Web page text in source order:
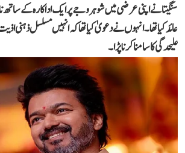
سنگیتا نے اپنی عرضی میں شوہر وجے پر ایک اداکارہ کے ساتھ
عائد کیا تھا۔ انہوں نے دعویٰ کیا تھا کہ انہیں مسلسل ذہنی
علیحدگی کا سامنا کرنا پڑا۔